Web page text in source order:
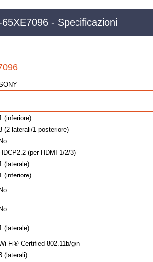
- Specificazioni
1 (inferiore)
(2 laterali/1 posteriore)
No
HDCP2.2 (per HDMI 1/2/3)
1 (laterale)
1 (inferiore)
No
No
1 (laterale)
Fi® Certified 802.11b/g/n
(laterali)